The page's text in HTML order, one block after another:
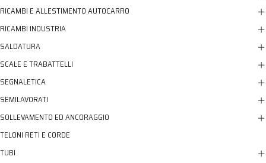
RICAMBI E ALLESTIMENTO AUTOCARRO
RICAMBI INDUSTRIA
SALDATURA
SCALE E TRABATTELLI
SEGNALETICA
SEMILAVORATI
SOLLEVAMENTO ED ANCORAGGIO
TELONI RETI E CORDE
TUBI